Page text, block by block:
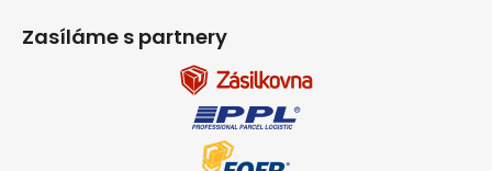
Zasíláme s partnery